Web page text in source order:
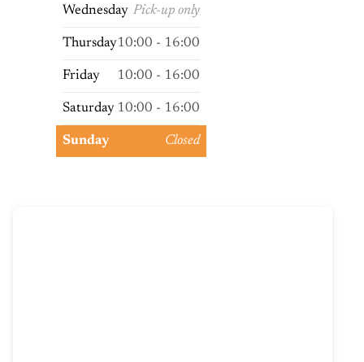
Wednesday Pick-up only
Thursday10:00 - 16:00
Friday 10:00 - 16:00
Saturday 10:00 - 16:00
Sunday Closed